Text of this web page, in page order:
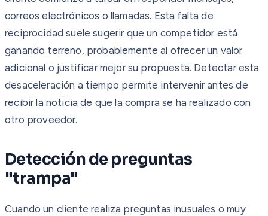
correos electrónicos o llamadas. Esta falta de
reciprocidad suele sugerir que un competidor está
ganando terreno, probablemente al ofrecer un valor
adicional o justificar mejor su propuesta. Detectar esta
desaceleración a tiempo permite intervenir antes de
recibir la noticia de que la compra se ha realizado con
otro proveedor.
Detección de preguntas
"trampa"
Cuando un cliente realiza preguntas inusuales o muy